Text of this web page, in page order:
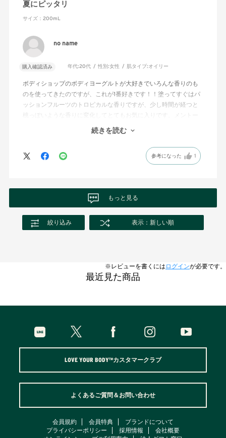
夏にピッタリ
サイズ：200mL
no name
購入確認済み 年代:20代 性別:女性 肌タイプ: オイリー
ボディショップのボディヨーグルトが大好きでいろんな香りのも
のを使ってきたのですが、これが1番好きです！！塗ってすぐはパ
ッションフルーツのトロピカルな香りですが、少し時間が経つと
桃っぽいような香りに変化してとてもお気に入りです。メントー
ル配合でひんやりするし、冷蔵庫で冷やして使うと夏のお風呂上
がりの保湿にも最適でおすすめです！
続きを読む
参考になった 1
もっと見る
絞り込み 表示：新しい順
※レビューを書くには ログインが必要です。
最近見た商品
LOVE YOUR BODY™カスタマークラブ
よくあるご質問＆お問い合わせ
会員規約 会員特典
ブランドについて
プライバシーポリシー
採用情報
会社概要